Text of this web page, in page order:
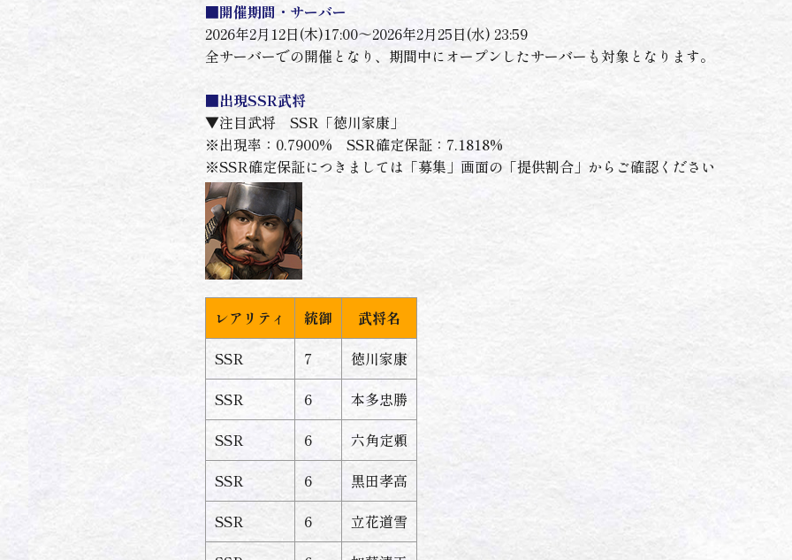
■開催期間・サーバー
2026年2月12日(木)17:00～2026年2月25日(水) 23:59
全サーバーでの開催となり、期間中にオープンしたサーバーも対象となります。
■出現SSR武将
▼注目武将 SSR「徳川家康」
※出現率：0.7900% SSR確定保証：7.1818%
※SSR確定保証につきましては「募集」画面の「提供割合」からご確認ください
レアリティ 統御
武将名
SSR
7
徳川家康
SSR
6
本多忠勝
SSR
6
六角定頼
SSR
6
黒田孝高
SSR
6
立花道雪